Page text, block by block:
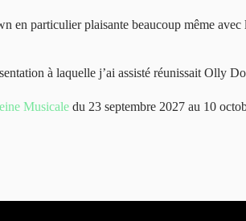
en particulier plaisante beaucoup même
à laquelle j’ai assisté réunissait Olly
Musicale du 23 septembre 2027 au 10